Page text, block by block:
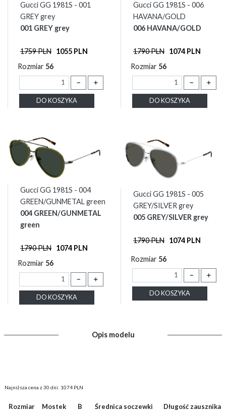
Gucci GG 1981S - 001
GREY grey
001 GREY grey
1759 PLN 1055 PLN
Rozmiar 56
－ ＋
DO KOSZYKA
Gucci GG 1981S - 006
HAVANA/GOLD
006 HAVANA/GOLD
1790 PLN 1074 PLN
Rozmiar 56
－ ＋
DO KOSZYKA
Gucci GG 1981S - 004
GREEN/GUNMETAL green
004 GREEN/GUNMETAL
green
1790 PLN 1074 PLN
Rozmiar 56
－ ＋
DO KOSZYKA
Gucci GG 1981S - 005
GREY/SILVER grey
005 GREY/SILVER grey
1790 PLN 1074 PLN
Rozmiar 56
－ ＋
DO KOSZYKA
Opis modelu
Najniższa cena z 30 dni: 1074 PLN
Rozmiar Mostek B Średnica soczewki Długość zausznika